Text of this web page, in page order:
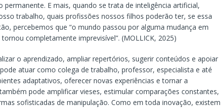
E mais, quando se trata de inteligência artificial,
trabalho, quais profissões nossos filhos poderão ter, se essa
percebemos que “o mundo passou por alguma mudança em
completamente imprevisível”. (MOLLICK, 2025)
o aprendizado, ampliar repertórios, sugerir conteúdos e apoiar
atuar como colega de trabalho, professor, especialista e até
adaptativos, oferecer novas experiências e tornar a
pode amplificar vieses, estimular comparações constantes,
sofisticadas de manipulação. Como em toda inovação, existem